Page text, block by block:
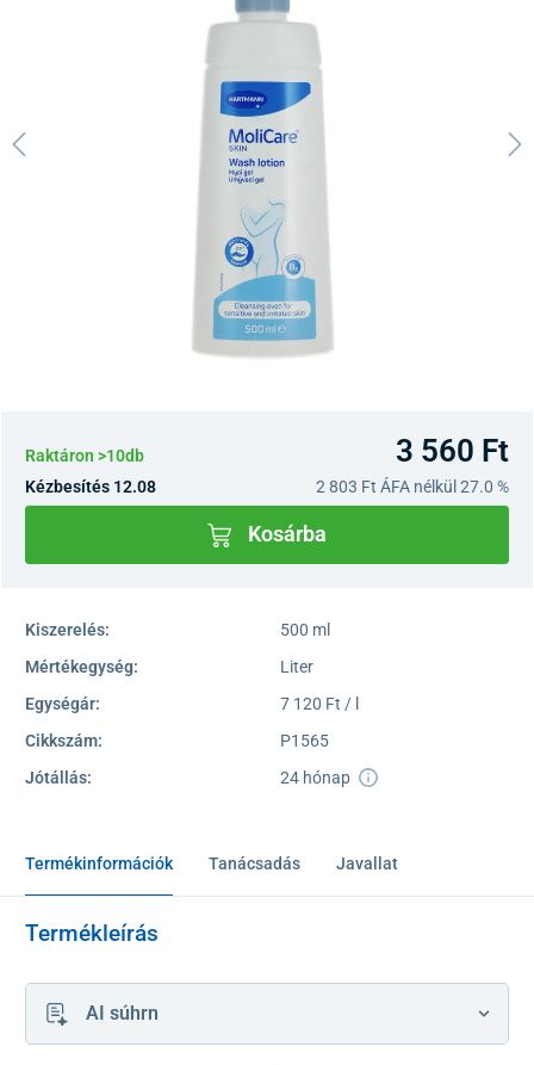
Raktáron >10db 3 560 Ft
Kézbesítés 12.08 2 803 Ft ÁFA nélkül 27.0 %
Kosárba
Kiszerelés:
500 ml
Mértékegység:
Liter
Egységár:
7 120 Ft / l
Cikkszám:
P1565
Jótállás:
24 hónap
Termékinformációk Tanácsadás Javallat
Termékleírás
AI súhrn